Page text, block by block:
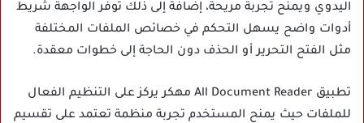
اليدوي ويمنح تجربة مريحة، إضافة إلى ذلك توفر الواجهة شريط
أدوات واضح يسهل التحكم في خصائص الملفات المختلفة
مثل الفتح التحرير أو الحذف دون الحاجة إلى خطوات معقدة.
تطبيق All Document Reader مهكر يركز على التنظيم الفعال
للملفات حيث يمنح المستخدم تجربة منظمة تعتمد على تقسيم